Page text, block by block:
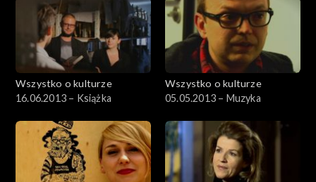
Wszystko o kulturze
16.06.2013 – Książka
Wszystko o kulturze
05.05.2013 – Muzyka